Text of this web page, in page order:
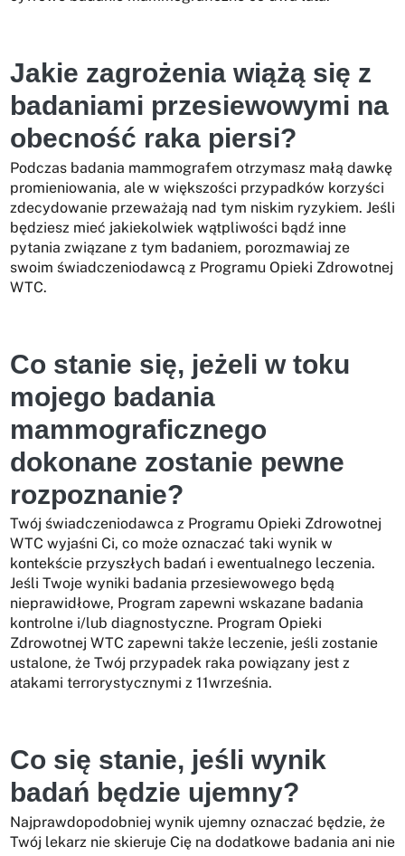
Jakie zagrożenia wiążą się z
badaniami przesiewowymi na
obecność raka piersi?
Podczas badania mammografem otrzymasz małą dawkę
promieniowania, ale w większości przypadków korzyści
zdecydowanie przeważają nad tym niskim ryzykiem. Jeśli
będziesz mieć jakiekolwiek wątpliwości bądź inne
pytania związane z tym badaniem, porozmawiaj ze
swoim świadczeniodawcą z Programu Opieki Zdrowotnej
WTC.
Co stanie się, jeżeli w toku
mojego badania
mammograficznego
dokonane zostanie pewne
rozpoznanie?
Twój świadczeniodawca z Programu Opieki Zdrowotnej
WTC wyjaśni Ci, co może oznaczać taki wynik w
kontekście przyszłych badań i ewentualnego leczenia.
Jeśli Twoje wyniki badania przesiewowego będą
nieprawidłowe, Program zapewni wskazane badania
kontrolne i/lub diagnostyczne. Program Opieki
Zdrowotnej WTC zapewni także leczenie, jeśli zostanie
ustalone, że Twój przypadek raka powiązany jest z
atakami terrorystycznymi z 11września.
Co się stanie, jeśli wynik
badań będzie ujemny?
Najprawdopodobniej wynik ujemny oznaczać będzie, że
Twój lekarz nie skieruje Cię na dodatkowe badania ani nie